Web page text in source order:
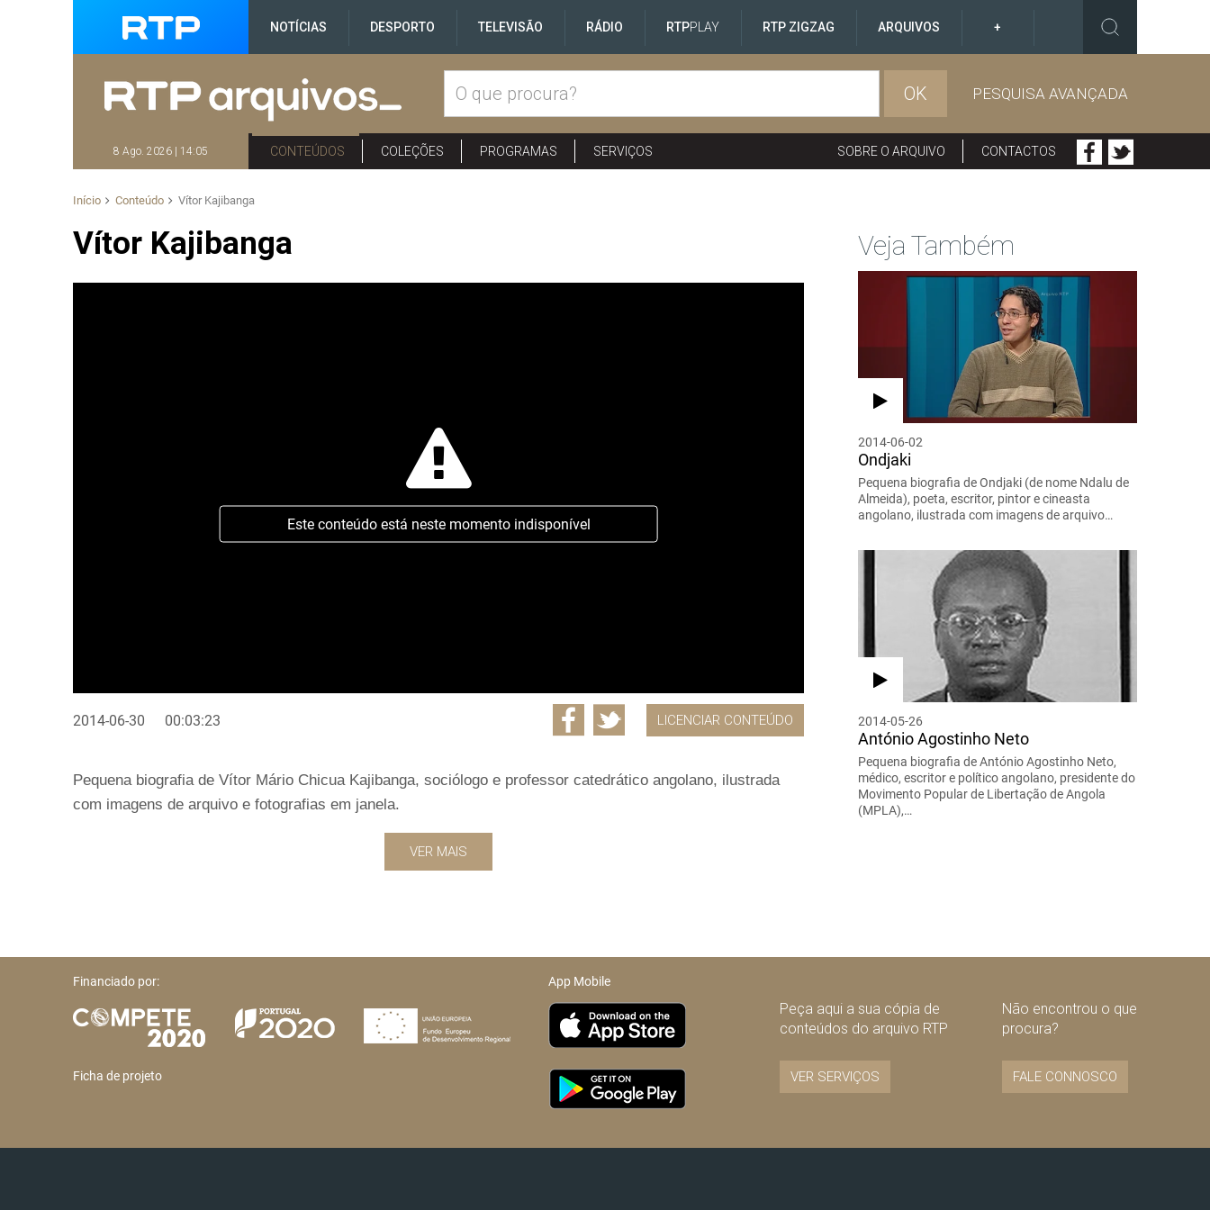
NOTÍCIAS DESPORTO TELEVISÃO RÁDIO RTPPLAY RTP ZIGZAG ARQUIVOS +
OK PESQUISA AVANÇADA
8 Ago. 2026 | 14:05 CONTEÚDOS COLEÇÕES PROGRAMAS SERVIÇOS SOBRE O ARQUIVO CONTACTOS
Início Conteúdo Vítor Kajibanga
Vítor Kajibanga
Este conteúdo está neste momento indisponível
2014-06-30 00:03:23 LICENCIAR CONTEÚDO
Pequena biografia de Vítor Mário Chicua Kajibanga, sociólogo e professor catedrático angolano, ilustrada
com imagens de arquivo e fotografias em janela.
VER MAIS
Veja Também
2014-06-02
Ondjaki
Pequena biografia de Ondjaki (de nome Ndalu de
Almeida), poeta, escritor, pintor e cineasta
angolano, ilustrada com imagens de arquivo…
2014-05-26
António Agostinho Neto
Pequena biografia de António Agostinho Neto,
médico, escritor e político angolano, presidente do
Movimento Popular de Libertação de Angola
(MPLA),…
Financiado por:
Ficha de projeto
App Mobile
Peça aqui a sua cópia de
conteúdos do arquivo RTP
VER SERVIÇOS
Não encontrou o que
procura?
FALE CONNOSCO